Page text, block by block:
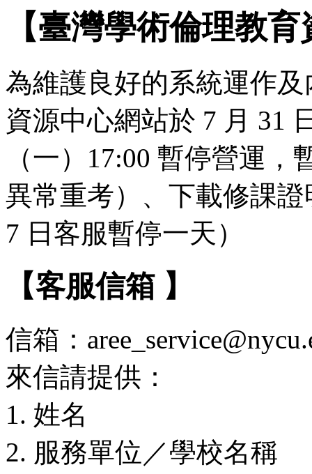
【臺灣學術倫理教
為維護良好的系統運作
資源中心網站於 7 月 31
（一）17:00 暫停營運
異常重考）、下載修課
7 日客服暫停一天）
【客服信箱 】
信箱：
來信請提供：
1. 姓名
2. 服務單位／學校名稱